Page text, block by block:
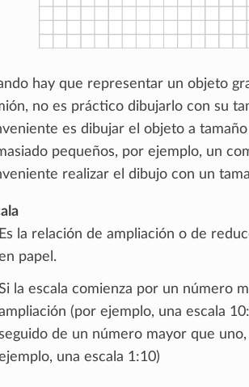
hay que representar un objeto
no es práctico dibujarlo con su
es dibujar el objeto a
pequeños, por ejemplo, un
realizar el dibujo con un
Es la relación de ampliación o de
papel.
la escala comienza por un número
(por ejemplo, una escala
seguido de un número mayor que
una escala 1:10)